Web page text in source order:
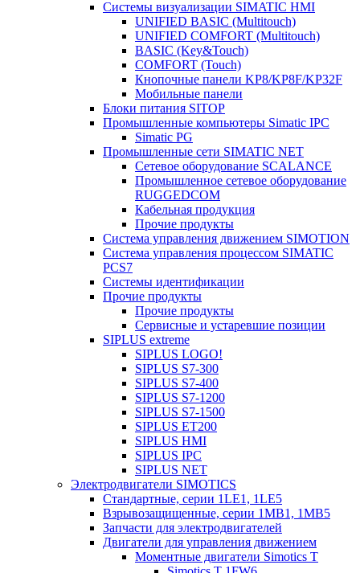
Системы визуализации SIMATIC HMI
UNIFIED BASIC (Multitouch)
UNIFIED COMFORT (Multitouch)
BASIC (Key&Touch)
COMFORT (Touch)
Кнопочные панели KP8/KP8F/KP32F
Мобильные панели
Блоки питания SITOP
Промышленные компьютеры Simatic IPC
Simatic PG
Промышленные сети SIMATIC NET
Сетевое оборудование SCALANCE
Промышленное сетевое оборудование
RUGGEDCOM
Кабельная продукция
Прочие продукты
Система управления движением SIMOTION
Система управления процессом SIMATIC
PCS7
Системы идентификации
Прочие продукты
Прочие продукты
Сервисные и устаревшие позиции
SIPLUS extreme
SIPLUS LOGO!
SIPLUS S7-300
SIPLUS S7-400
SIPLUS S7-1200
SIPLUS S7-1500
SIPLUS ET200
SIPLUS HMI
SIPLUS IPC
SIPLUS NET
Электродвигатели SIMOTICS
Стандартные, серии 1LE1, 1LE5
Взрывозащищенные, серии 1MB1, 1MB5
Запчасти для электродвигателей
Двигатели для управления движением
Моментные двигатели Simotics T